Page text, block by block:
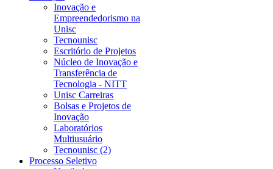
Inovação e
Empreendedorismo na
Unisc
Tecnounisc
Escritório de Projetos
Núcleo de Inovação e
Transferência de
Tecnologia - NITT
Unisc Carreiras
Bolsas e Projetos de
Inovação
Laboratórios
Multiusuário
Tecnounisc (2)
Processo Seletivo